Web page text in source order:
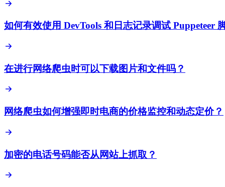
如何有效使用 DevTools 和日志记录调试 Puppeteer
在进行网络爬虫时可以下载图片和文件吗？
网络爬虫如何增强即时电商的价格监控和动态定价？
加密的电话号码能否从网站上抓取？